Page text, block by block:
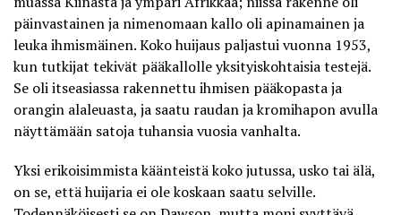
päinvastainen ja nimenomaan kallo oli apinamainen ja
leuka ihmismäinen. Koko huijaus paljastui vuonna 1953,
kun tutkijat tekivät pääkallolle yksityiskohtaisia testejä.
Se oli itseasiassa rakennettu ihmisen pääkopasta ja
orangin alaleuasta, ja saatu raudan ja kromihapon avulla
näyttämään satoja tuhansia vuosia vanhalta.
Yksi erikoisimmista käänteistä koko jutussa, usko tai älä,
on se, että huijaria ei ole koskaan saatu selville.